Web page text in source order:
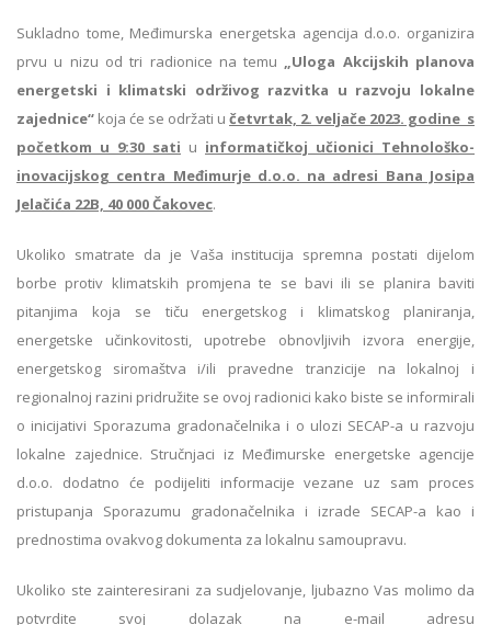
Sukladno tome, Međimurska energetska agencija d.o.o. organizira
prvu u nizu od tri radionice na temu „Uloga Akcijskih planova
energetski i klimatski održivog razvitka u razvoju lokalne
zajednice“ koja će se održati u četvrtak, 2. veljače 2023. godine s
početkom u 9:30 sati u informatičkoj učionici Tehnološko-
inovacijskog centra Međimurje d.o.o. na adresi Bana Josipa
Jelačića 22B, 40 000 Čakovec.
Ukoliko smatrate da je Vaša institucija spremna postati dijelom
borbe protiv klimatskih promjena te se bavi ili se planira baviti
pitanjima koja se tiču energetskog i klimatskog planiranja,
energetske učinkovitosti, upotrebe obnovljivih izvora energije,
energetskog siromaštva i/ili pravedne tranzicije na lokalnoj i
regionalnoj razini pridružite se ovoj radionici kako biste se informirali
o inicijativi Sporazuma gradonačelnika i o ulozi SECAP-a u razvoju
lokalne zajednice. Stručnjaci iz Međimurske energetske agencije
d.o.o. dodatno će podijeliti informacije vezane uz sam proces
pristupanja Sporazumu gradonačelnika i izrade SECAP-a kao i
prednostima ovakvog dokumenta za lokalnu samoupravu.
Ukoliko ste zainteresirani za sudjelovanje, ljubazno Vas molimo da
potvrdite svoj dolazak na e-mail adresu